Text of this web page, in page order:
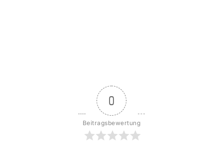
0
Beitragsbewertung